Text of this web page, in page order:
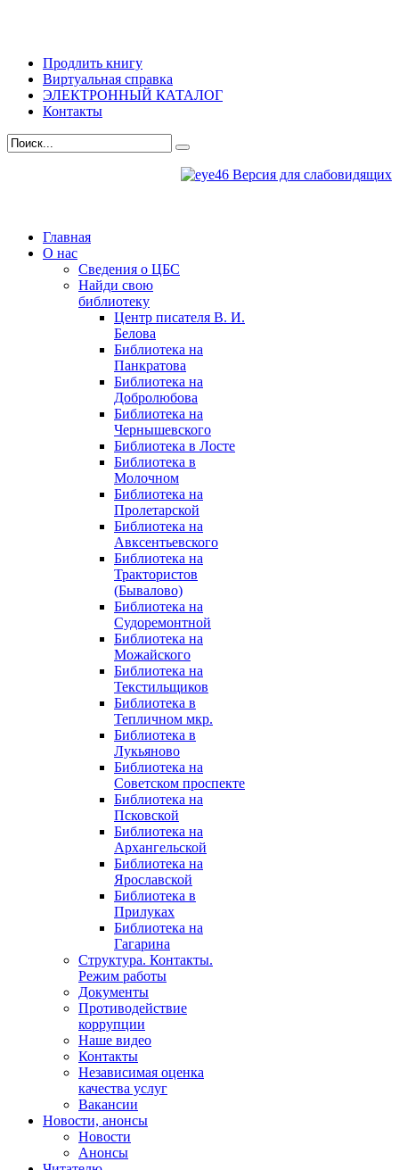
Продлить книгу
Виртуальная справка
ЭЛЕКТРОННЫЙ КАТАЛОГ
Контакты
Версия для слабовидящих
Главная
О нас
Сведения о ЦБС
Найди свою
библиотеку
Центр писателя В. И.
Белова
Библиотека на
Панкратова
Библиотека на
Добролюбова
Библиотека на
Чернышевского
Библиотека в Лосте
Библиотека в
Молочном
Библиотека на
Пролетарской
Библиотека на
Авксентьевского
Библиотека на
Трактористов
(Бывалово)
Библиотека на
Судоремонтной
Библиотека на
Можайского
Библиотека на
Текстильщиков
Библиотека в
Тепличном мкр.
Библиотека в
Лукьяново
Библиотека на
Советском проспекте
Библиотека на
Псковской
Библиотека на
Архангельской
Библиотека на
Ярославской
Библиотека в
Прилуках
Библиотека на
Гагарина
Структура. Контакты.
Режим работы
Документы
Противодействие
коррупции
Наше видео
Контакты
Независимая оценка
качества услуг
Вакансии
Новости, анонсы
Новости
Анонсы